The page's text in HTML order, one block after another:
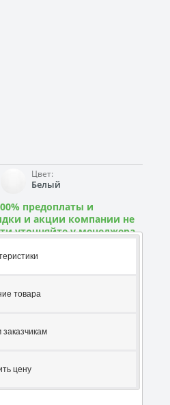
Цвет:
Белый
предоплаты и
и акции компании не
уточняйте у менеджера
товара
цену